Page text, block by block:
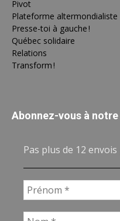
Pivot
Plateforme altermondialiste
Presse-toi à gauche !
Québec solidaire
Relations
Transform !
Abonnez-vous à
Pas plus de 12